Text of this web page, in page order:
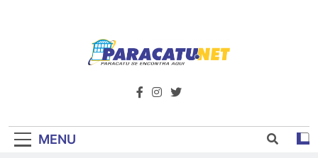
Paracatu.net –
Notícias E
além de tudo sobre esportes e
MENU